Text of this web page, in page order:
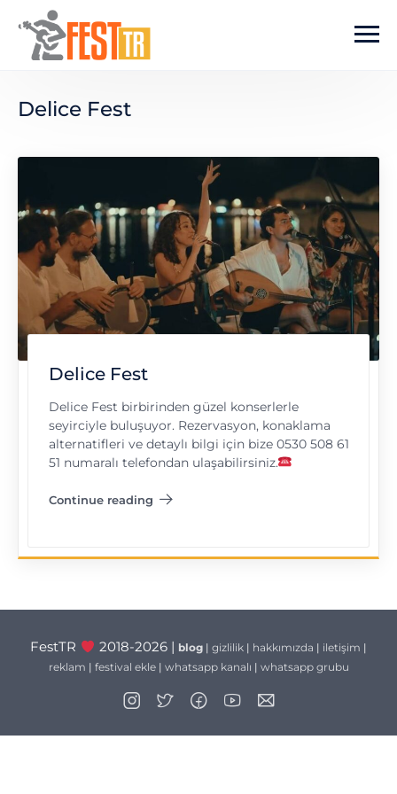
Ana içeriğe atla
Delice Fest
Delice Fest
Delice Fest birbirinden güzel konserlerle
seyirciyle buluşuyor. Rezervasyon, konaklama
alternatifleri ve detaylı bilgi için bize 0530 508 61
51 numaralı telefondan ulaşabilirsiniz.
Continue reading
"Delice Fest"
FestTR 2018-2026 | blog| gizlilik| hakkımızda | iletişim |
reklam | festival ekle| whatsapp kanalı | whatsapp grubu